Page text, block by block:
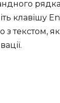
клавішу
з текстом,